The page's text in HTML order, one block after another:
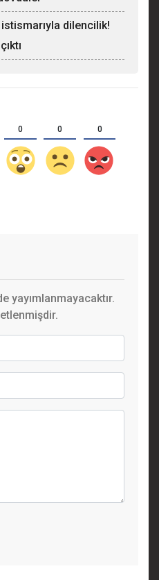
dilencilik!
0 0 0
yayımlanmayacaktır.